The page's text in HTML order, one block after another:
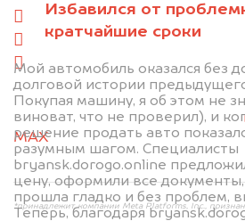
Избавился от
кратчайшие сроки
Мой автомобиль оказался без
долговой истории
Покупая машину, я об этом не
виноват, что не проверил), и
решение продать авто
разумным шагом. Специалисты
bryansk.dorogo.online
цену, оформили все документы,
прошла гладко и без проблем,
Теперь, благодаря
слева
справа
салон
2. Отправьте фотографии на
+79584983298 по WhatsApp*,
MAXили на электронную
info@dorogo.online
*принадлежит компании Meta Platforms, Inc.,